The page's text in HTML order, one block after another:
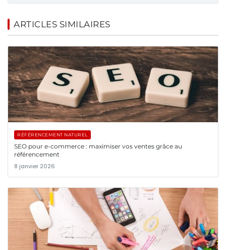
ARTICLES SIMILAIRES
RÉFÉRENCEMENT NATUREL
SEO pour e-commerce : maximiser vos ventes grâce au
référencement
8 janvier 2026